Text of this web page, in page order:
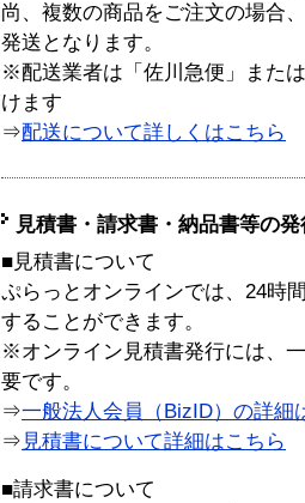
尚、複数の商品をご注文の場合
発送となります。
※配送業者は「佐川急便」また
けます
⇒配送について詳しくはこちら
見積書・請求書・納品書等の
■見積書について
ぷらっとオンラインでは、24時
することができます。
※オンライン見積書発行には、
要です。
⇒一般法人会員（BizID）の詳細
⇒ 見積書について詳細はこちら
■請求書について